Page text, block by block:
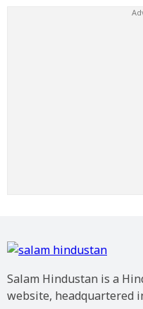
Salam Hindustan is a
website, headquartered